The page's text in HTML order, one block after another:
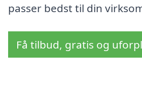
passer bedst til din
Få tilbud, gratis og